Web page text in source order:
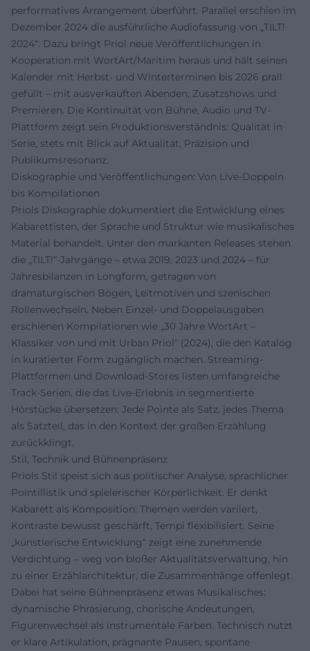
performatives Arrangement überführt. Parallel erschien im
Dezember 2024 die ausführliche Audiofassung von „TILT!
2024“. Dazu bringt Priol neue Veröffentlichungen in
Kooperation mit WortArt/Maritim heraus und hält seinen
Kalender mit Herbst- und Winterterminen bis 2026 prall
gefüllt – mit ausverkauften Abenden, Zusatzshows und
Premieren. Die Kontinuität von Bühne, Audio und TV-
Plattform zeigt sein Produktionsverständnis: Qualität in
Serie, stets mit Blick auf Aktualität, Präzision und
Publikumsresonanz.
Diskographie und Veröffentlichungen: Von Live-Doppeln
bis Kompilationen
Priols Diskographie dokumentiert die Entwicklung eines
Kabarettisten, der Sprache und Struktur wie musikalisches
Material behandelt. Unter den markanten Releases stehen
die „TILT!“-Jahrgänge – etwa 2019, 2023 und 2024 – für
Jahresbilanzen in Longform, getragen von
dramaturgischen Bögen, Leitmotiven und szenischen
Rollenwechseln. Neben Einzel- und Doppelausgaben
erschienen Kompilationen wie „30 Jahre WortArt –
Klassiker von und mit Urban Priol“ (2024), die den Katalog
in kuratierter Form zugänglich machen. Streaming-
Plattformen und Download-Stores listen umfangreiche
Track-Serien, die das Live-Erlebnis in segmentierte
Hörstücke übersetzen: Jede Pointe als Satz, jedes Thema
als Satzteil, das in den Kontext der großen Erzählung
zurückklingt.
Stil, Technik und Bühnenpräsenz
Priols Stil speist sich aus politischer Analyse, sprachlicher
Pointillistik und spielerischer Körperlichkeit. Er denkt
Kabarett als Komposition: Themen werden variiert,
Kontraste bewusst geschärft, Tempi flexibilisiert. Seine
„künstlerische Entwicklung“ zeigt eine zunehmende
Verdichtung – weg von bloßer Aktualitätsverwaltung, hin
zu einer Erzählarchitektur, die Zusammenhänge offenlegt.
Dabei hat seine Bühnenpräsenz etwas Musikalisches:
dynamische Phrasierung, chorische Andeutungen,
Figurenwechsel als instrumentale Farben. Technisch nutzt
er klare Artikulation, prägnante Pausen, spontane